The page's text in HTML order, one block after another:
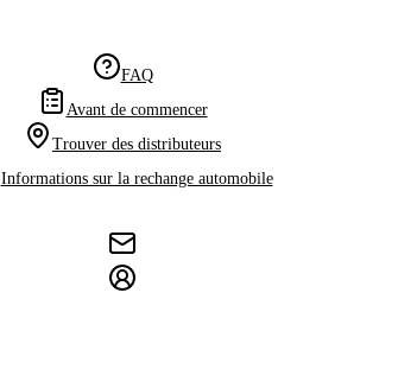
FAQ
Avant de commencer
Trouver des distributeurs
Informations sur la rechange automobile